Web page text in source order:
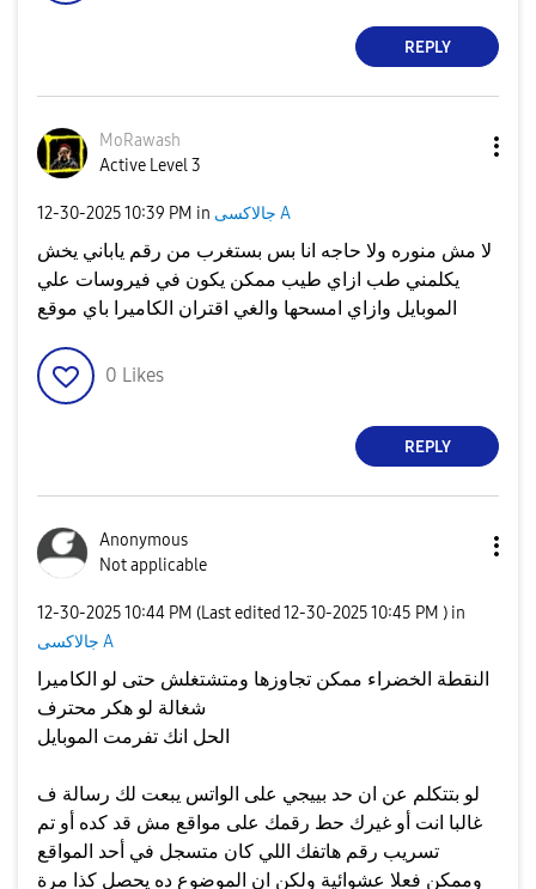
REPLY
MoRawash
Active Level 3
‎12-30-202510:39 PM in جالاكسى A
لا مش منوره ولا حاجه انا بس بستغرب من رقم ياباني يخش
يكلمني طب ازاي طيب ممكن يكون في فيروسات علي
الموبايل وازاي امسحها والغي اقتران الكاميرا باي موقع
0 Likes
REPLY
Anonymous
Not applicable
‎12-30-202510:44 PM (Last edited ‎12-30-202510:45 PM ) in
جالاكسى A
النقطة الخضراء ممكن تجاوزها ومتشتغلش حتى لو الكاميرا
شغالة لو هكر محترف
الحل انك تفرمت الموبايل
لو بتتكلم عن ان حد بييجي على الواتس يبعت لك رسالة ف
غالبا انت أو غيرك حط رقمك على مواقع مش قد كده أو تم
تسريب رقم هاتفك اللي كان متسجل في أحد المواقع
وممكن فعلا عشوائية ولكن ان الموضوع ده يحصل كذا مرة